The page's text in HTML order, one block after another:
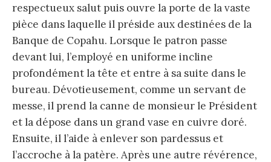
respectueux salut puis ouvre la porte de la vaste
pièce dans laquelle il préside aux destinées de la
Banque de Copahu. Lorsque le patron passe
devant lui, l’employé en uniforme incline
profondément la tête et entre à sa suite dans le
bureau. Dévotieusement, comme un servant de
messe, il prend la canne de monsieur le Président
et la dépose dans un grand vase en cuivre doré.
Ensuite, il l’aide à enlever son pardessus et
l’accroche à la patère. Après une autre révérence,